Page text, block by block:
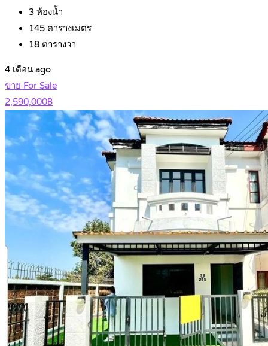
3 ห้องน้ำ
145 ตารางเมตร
18 ตารางวา
4 เดือน ago
ขาย For Sale
2,590,000฿